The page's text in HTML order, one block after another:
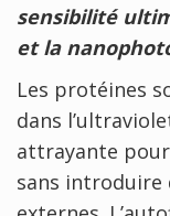
sensibilité
et la
Les protéines
dans
attrayante
sans introduire